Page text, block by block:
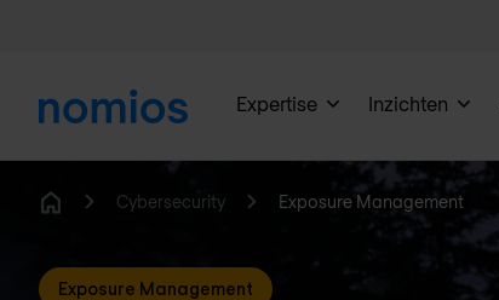
Expertise Inzichten
Cybersecurity Exposure Management
Exposure Management